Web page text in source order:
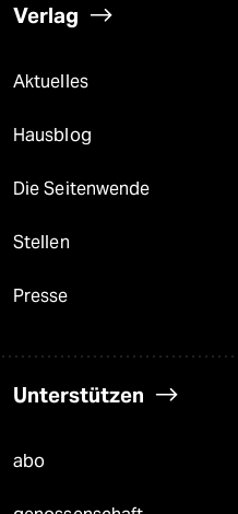
Verlag
Aktuelles
Hausblog
Die Seitenwende
Stellen
Presse
Unterstützen
abo